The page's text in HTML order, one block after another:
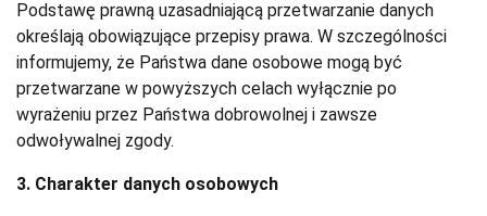
Podstawę prawną uzasadniającą przetwarzanie danych
określają obowiązujące przepisy prawa. W szczególności
informujemy, że Państwa dane osobowe mogą być
przetwarzane w powyższych celach wyłącznie po
wyrażeniu przez Państwa dobrowolnej i zawsze
odwoływalnej zgody.
3. Charakter danych osobowych